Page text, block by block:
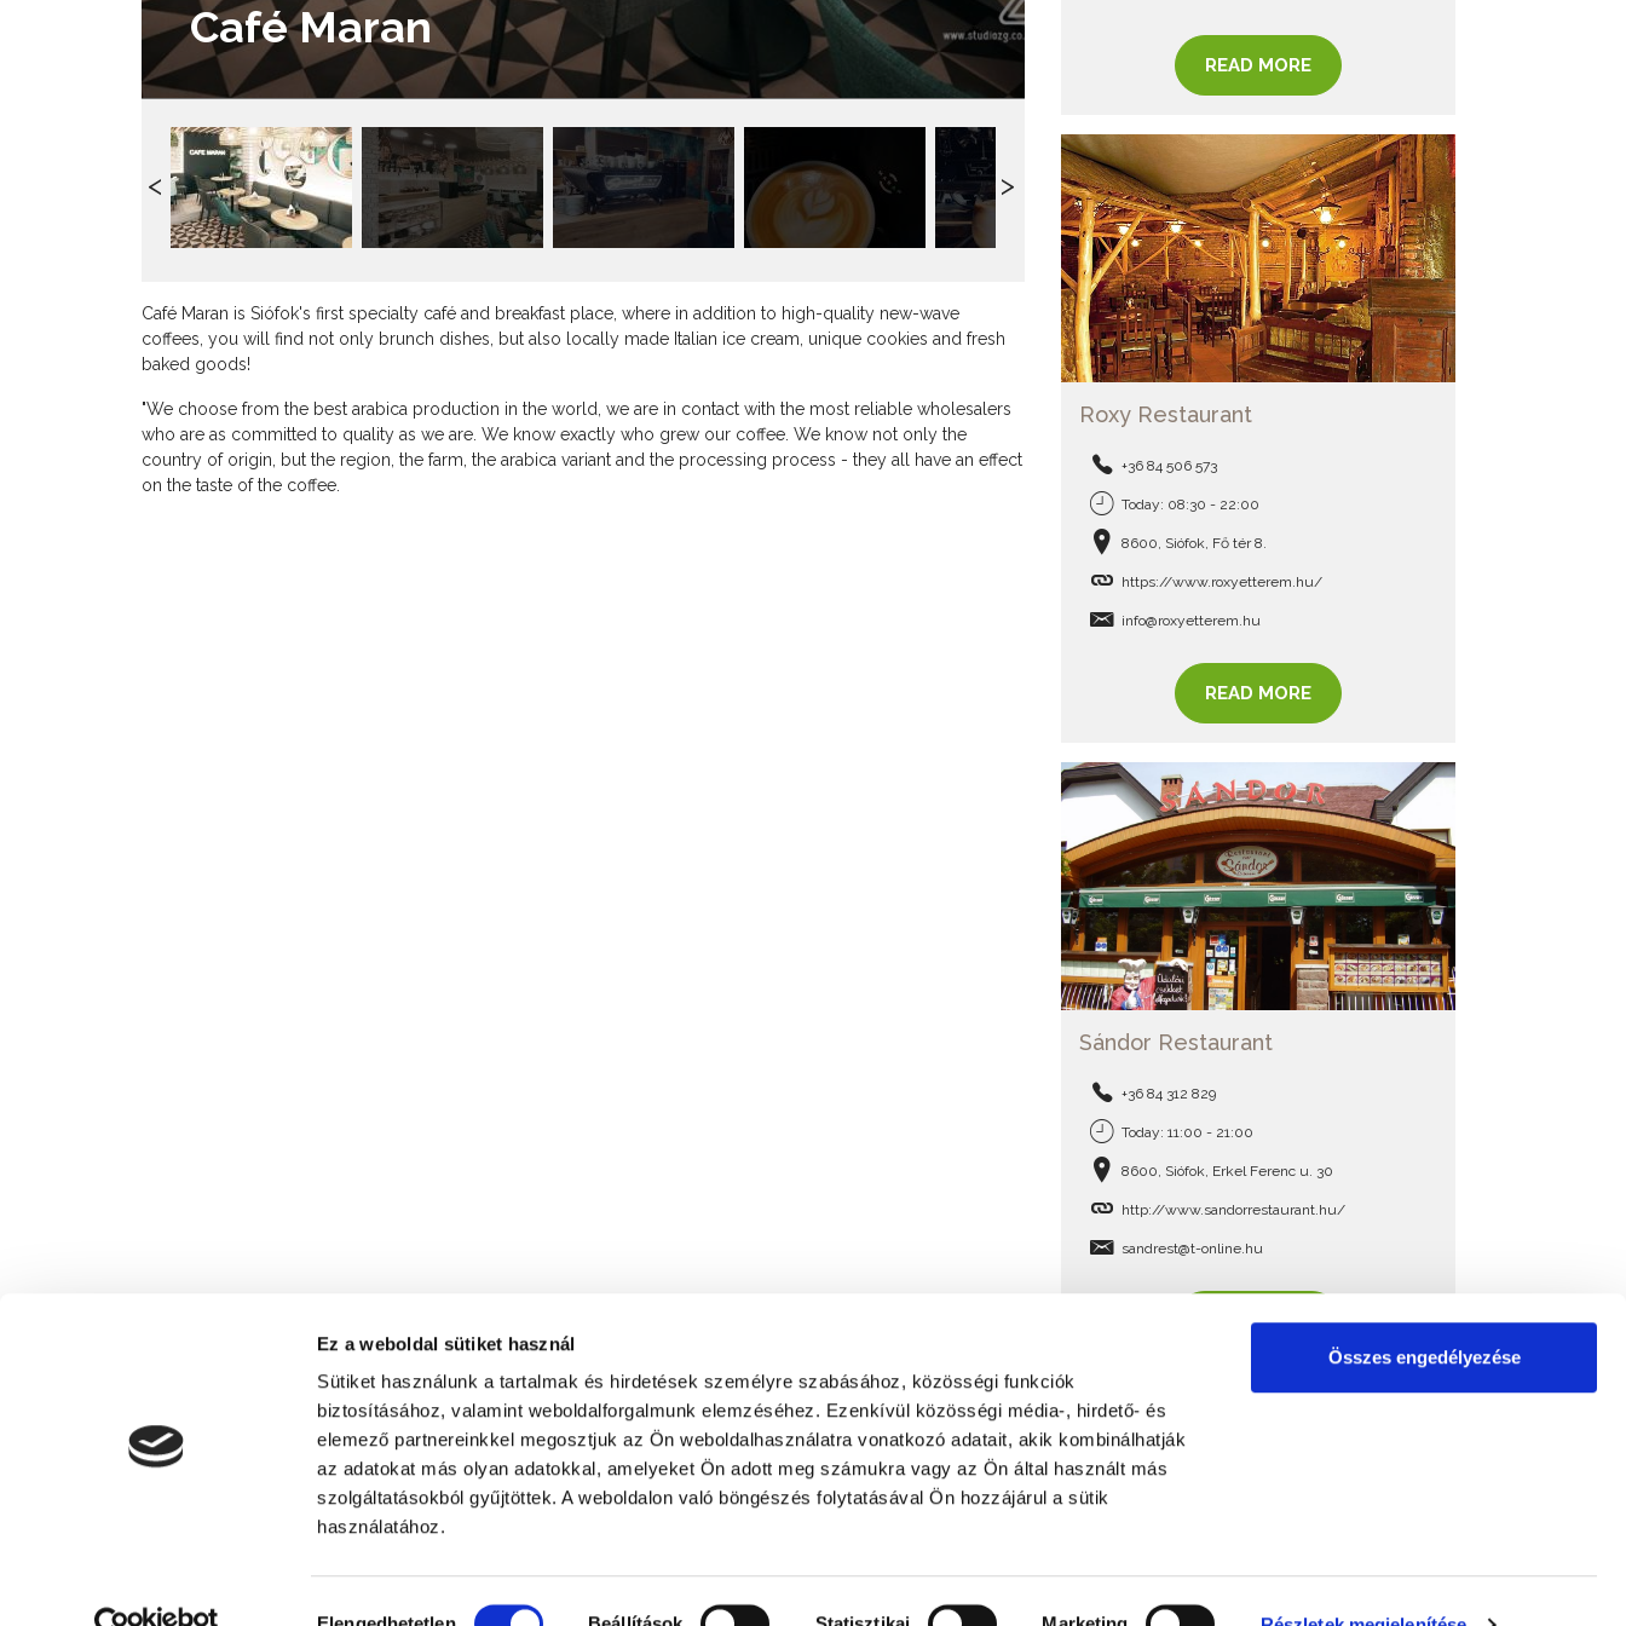
Ez a weboldal sütiket használ
Sütiket használunk a tartalmak és hirdetések személyre szabásához, közösségi funkciók
biztosításához, valamint weboldalforgalmunk elemzéséhez. Ezenkívül közösségi média-, hirdető- és
elemező partnereinkkel megosztjuk az Ön weboldalhasználatra vonatkozó adatait, akik kombinálhatják
az adatokat más olyan adatokkal, amelyeket Ön adott meg számukra vagy az Ön által használt más
szolgáltatásokból gyűjtöttek. A weboldalon való böngészés folytatásával Ön hozzájárul a sütik
használatához.
Összes engedélyezése
Café Maran
Café Maran is Siófok's first specialty café and breakfast place, where in addition to high-quality new-wave
coffees, you will find not only brunch dishes, but also locally made Italian ice cream, unique cookies and fresh
baked goods!
"We choose from the best arabica production in the world, we are in contact with the most reliable wholesalers
who are as committed to quality as we are. We know exactly who grew our coffee. We know not only the
country of origin, but the region, the farm, the arabica variant and the processing process - they all have an effect
on the taste of the coffee.
READ MORE
Roxy Restaurant
+36 84 506 573
Today: 08:30 - 22:00
8600, Siófok, Fő tér 8.
https://www.roxyetterem.hu/
info@roxyetterem.hu
READ MORE
Sándor Restaurant
+36 84 312 829
Today: 11:00 - 21:00
8600, Siófok, Erkel Ferenc u. 30
http://www.sandorrestaurant.hu/
sandrest@t-online.hu
READ MORE
PRIVACY POLICY TERMS AND CONDITIONS
Tourism Association of Siófok